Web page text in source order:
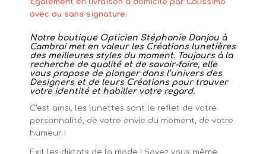
Également en livraison à domicile par Colissimo
avec ou sans signature.
Notre boutique Opticien Stéphanie Danjou à
Cambrai met en valeur les Créations lunetières
des meilleures styles du moment. Toujours à la
recherche de qualité et de savoir-faire, elle
vous propose de plonger dans l’univers des
Designers et de leurs Créations pour trouver
votre identité et habiller votre regard.
C’est ainsi, les lunettes sont le reflet de votre
personnalité, de votre envie du moment, de votre
humeur !